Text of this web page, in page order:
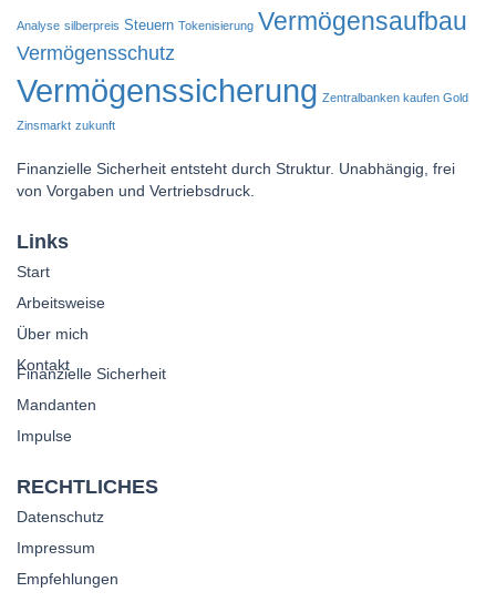
Analyse silberpreis Steuern Tokenisierung Vermögensaufbau
Vermögensschutz
Vermögenssicherung Zentralbanken kaufen Gold
Zinsmarkt zukunft
Finanzielle Sicherheit entsteht durch Struktur. Unabhängig, frei
von Vorgaben und Vertriebsdruck.
Links
Start
Arbeitsweise
Über mich
Kontakt
Finanzielle Sicherheit
Mandanten
Impulse
RECHTLICHES
Datenschutz
Impressum
Empfehlungen